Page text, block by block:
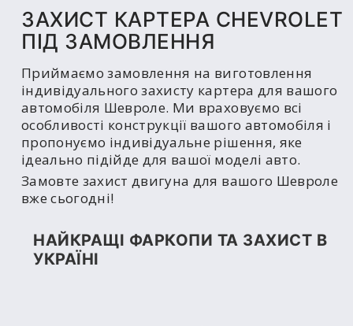
ЗАХИСТ КАРТЕРА CHEVROLET
ПІД ЗАМОВЛЕННЯ
Приймаємо замовлення на виготовлення
індивідуального захисту картера для вашого
автомобіля Шевроле. Ми враховуємо всі
особливості конструкції вашого автомобіля і
пропонуємо індивідуальне рішення, яке
ідеально підійде для вашої моделі авто.
Замовте захист двигуна для вашого Шевроле
вже сьогодні!
НАЙКРАЩІ ФАРКОПИ ТА ЗАХИСТ В
УКРАЇНІ